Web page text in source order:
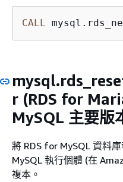
CALL
r (RDS for
MySQL 主要版
將 RDS for MySQL 資料
MySQL 執行個體 (在
複本。